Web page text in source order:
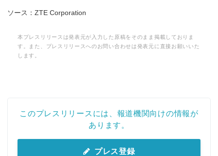
ソース：ZTE Corporation
本プレスリリースは発表元が入力した原稿をそのまま掲載しておりま
す。また、プレスリリースへのお問い合わせは発表元に直接お願いいた
します。
このプレスリリースには、報道機関向けの情報が
あります。
プレス登録